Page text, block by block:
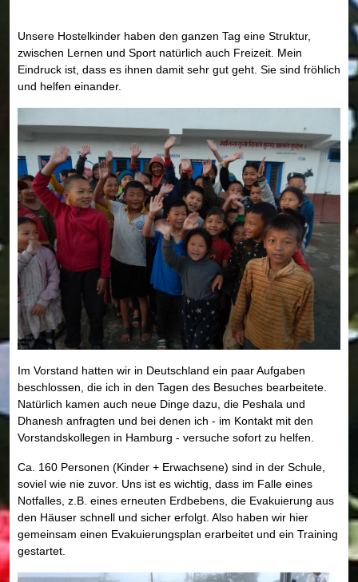
Unsere Hostelkinder haben den ganzen Tag eine Struktur,
zwischen Lernen und Sport natürlich auch Freizeit. Mein
Eindruck ist, dass es ihnen damit sehr gut geht. Sie sind fröhlich
und helfen einander.
Im Vorstand hatten wir in Deutschland ein paar Aufgaben
beschlossen, die ich in den Tagen des Besuches bearbeitete.
Natürlich kamen auch neue Dinge dazu, die Peshala und
Dhanesh anfragten und bei denen ich - im Kontakt mit den
Vorstandskollegen in Hamburg - versuche sofort zu helfen.
Ca. 160 Personen (Kinder + Erwachsene) sind in der Schule,
soviel wie nie zuvor. Uns ist es wichtig, dass im Falle eines
Notfalles, z.B. eines erneuten Erdbebens, die Evakuierung aus
den Häuser schnell und sicher erfolgt. Also haben wir hier
gemeinsam einen Evakuierungsplan erarbeitet und ein Training
gestartet.